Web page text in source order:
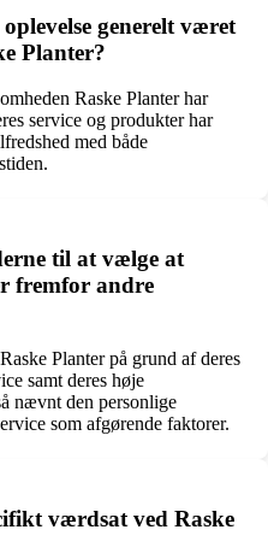
generelt været
Planter?
Raske Planter har
service og produkter har
med både
til at vælge at
fremfor andre
Planter på grund af deres
samt deres høje
nævnt den personlige
som afgørende faktorer.
værdsat ved Raske